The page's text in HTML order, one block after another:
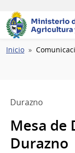
Ministerio
Agricultura
Ruta
Inicio
Durazno
Mesa de
Durazno